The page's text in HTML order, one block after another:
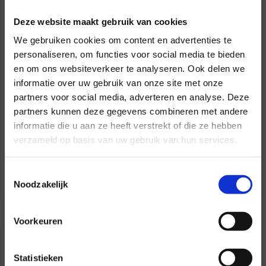
Deze website maakt gebruik van cookies
We gebruiken cookies om content en advertenties te
personaliseren, om functies voor social media te bieden
en om ons websiteverkeer te analyseren. Ook delen we
informatie over uw gebruik van onze site met onze
partners voor social media, adverteren en analyse. Deze
partners kunnen deze gegevens combineren met andere
informatie die u aan ze heeft verstrekt of die ze hebben
verzameld op basis van uw gebruik van hun services.
Noodzakelijk
Voorkeuren
Statistieken
Voor al uw evenementen en
partijen
Hansen Evenementen is uw partner voor
evenementen van groot tot klein.
Lees verder